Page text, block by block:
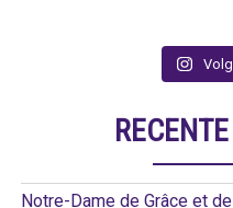
Notre-Dame de Grâce et